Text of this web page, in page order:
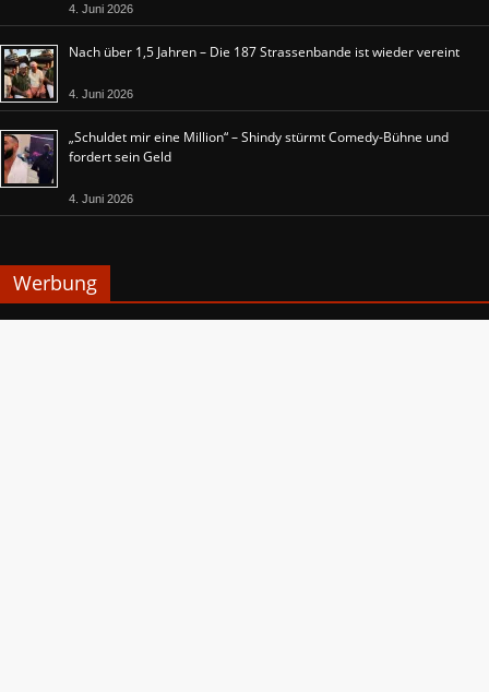
4. Juni 2026
Nach über 1,5 Jahren – Die 187 Strassenbande ist wieder vereint
4. Juni 2026
„Schuldet mir eine Million“ – Shindy stürmt Comedy-Bühne und
fordert sein Geld
4. Juni 2026
Werbung